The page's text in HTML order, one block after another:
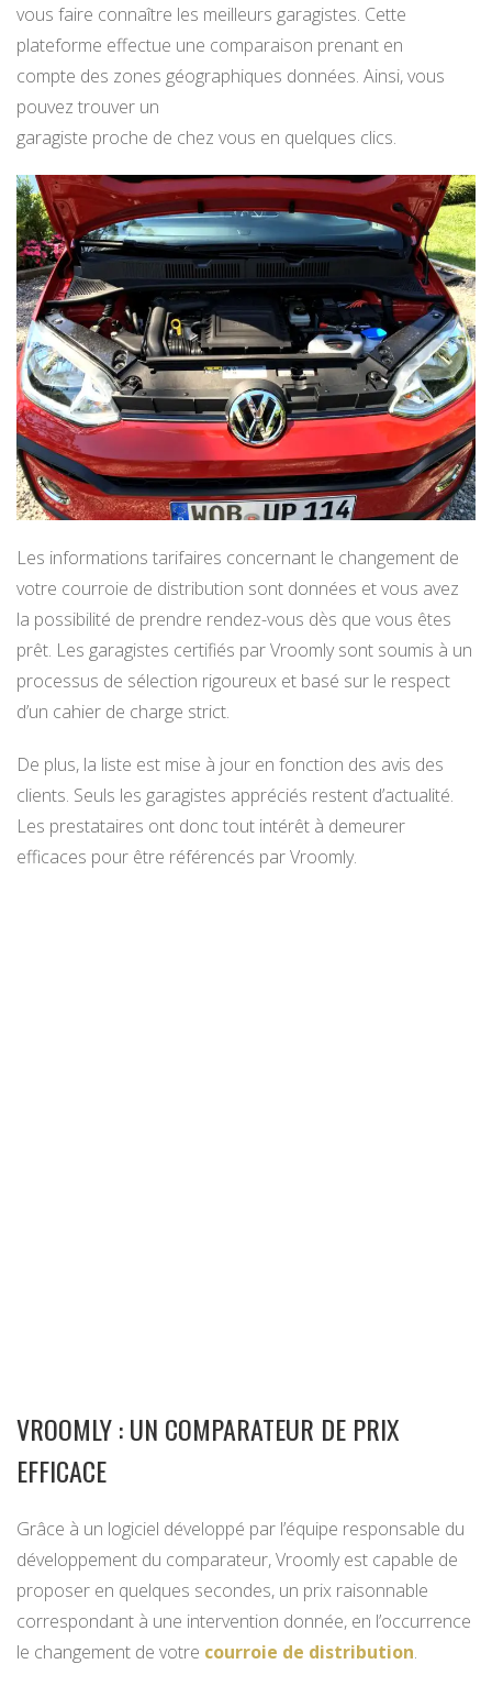
vous faire connaître les meilleurs garagistes. Cette
plateforme effectue une comparaison prenant en
compte des zones géographiques données. Ainsi, vous
pouvez trouver un
garagiste proche de chez vous en quelques clics.
Les informations tarifaires concernant le changement de
votre courroie de distribution sont données et vous avez
la possibilité de prendre rendez-vous dès que vous êtes
prêt. Les garagistes certifiés par Vroomly sont soumis à un
processus de sélection rigoureux et basé sur le respect
d’un cahier de charge strict.
De plus, la liste est mise à jour en fonction des avis des
clients. Seuls les garagistes appréciés restent d’actualité.
Les prestataires ont donc tout intérêt à demeurer
efficaces pour être référencés par Vroomly.
VROOMLY : UN COMPARATEUR DE PRIX
EFFICACE
Grâce à un logiciel développé par l’équipe responsable du
développement du comparateur, Vroomly est capable de
proposer en quelques secondes, un prix raisonnable
correspondant à une intervention donnée, en l’occurrence
le changement de votre courroie de distribution.